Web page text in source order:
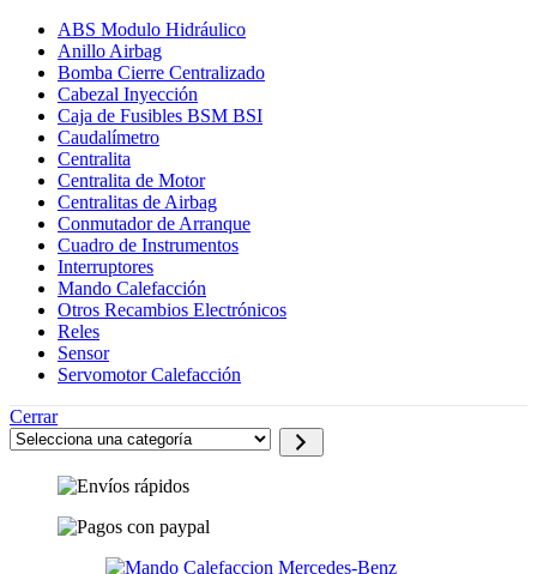
ABS Modulo Hidráulico
Anillo Airbag
Bomba Cierre Centralizado
Cabezal Inyección
Caja de Fusibles BSM BSI
Caudalímetro
Centralita
Centralita de Motor
Centralitas de Airbag
Conmutador de Arranque
Cuadro de Instrumentos
Interruptores
Mando Calefacción
Otros Recambios Electrónicos
Reles
Sensor
Servomotor Calefacción
Cerrar
Selecciona
categoría